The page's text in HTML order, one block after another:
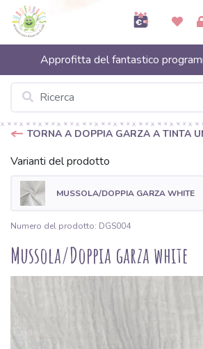
Approfitta del fantastico
TORNA A DOPPIA GARZA A TINTA
Varianti del prodotto
MUSSOLA/DOPPIA GARZA WHITE
Numero del prodotto: DGS004
Mussola/Doppia garza white